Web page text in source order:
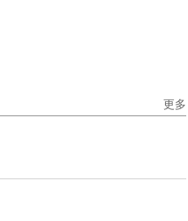
更多